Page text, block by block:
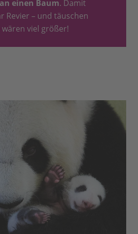
einen Baum. Damit
Revier – und täuschen
viel größer!